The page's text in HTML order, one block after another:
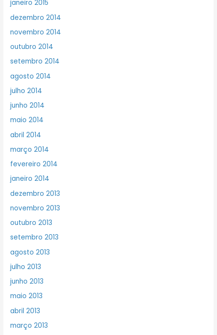
janeiro 2015
dezembro 2014
novembro 2014
outubro 2014
setembro 2014
agosto 2014
julho 2014
junho 2014
maio 2014
abril 2014
março 2014
fevereiro 2014
janeiro 2014
dezembro 2013
novembro 2013
outubro 2013
setembro 2013
agosto 2013
julho 2013
junho 2013
maio 2013
abril 2013
março 2013